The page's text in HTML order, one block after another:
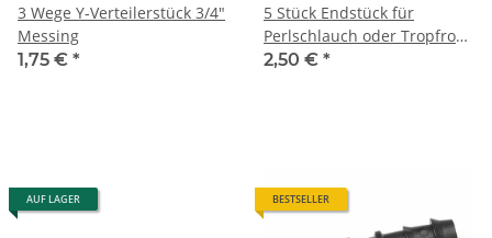
3 Wege Y-Verteilerstück 3/4"
Messing
1,75 € *
5 Stück Endstück für
Perlschlauch oder Tropfrohr
16mm schwarz
2,50 € *
AUF LAGER BESTSELLER